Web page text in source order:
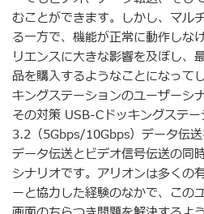
むことができます。しかし、マル
る一方で、機能が正常に動作しな
リエンスに大きな影響を及ぼし、
品を購入するようなことになっ
キングステーションのユーザーシ
その対策 USB-Cドッキングステ
3.2（5Gbps/10Gbps）データ伝
データ伝送とビデオ信号伝送の同
シナリオです。アリオンは多くの
ーと協力した経験のなかで、この